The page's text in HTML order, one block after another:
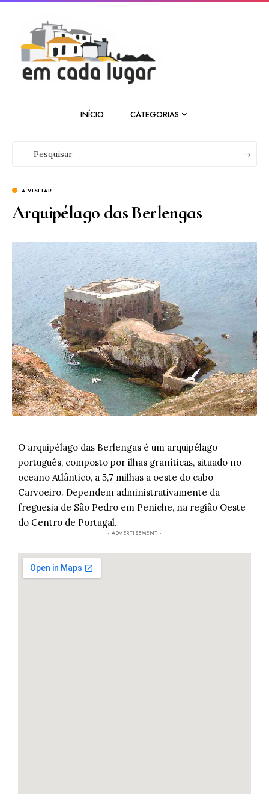
INÍCIO CATEGORIAS
A VISITAR
Arquipélago das Berlengas
O arquipélago das Berlengas é um arquipélago
português, composto por ilhas graníticas, situado no
oceano Atlântico, a 5,7 milhas a oeste do cabo
Carvoeiro. Dependem administrativamente da
freguesia de São Pedro em Peniche, na região Oeste
do Centro de Portugal.
- ADVERTISEMENT -